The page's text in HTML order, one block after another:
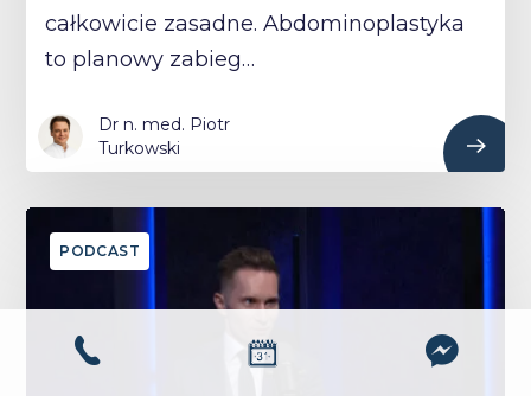
całkowicie zasadne. Abdominoplastyka
to planowy zabieg…
Dr n. med. Piotr
Turkowski
PODCAST